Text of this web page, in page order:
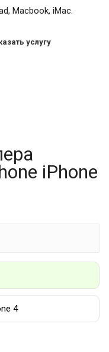
Macbook, iMac.
услугу
iPhone
4